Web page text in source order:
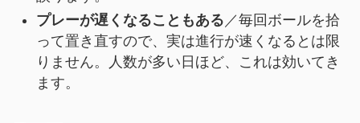
プレーが遅くなることもある ／毎回ボールを拾
って置き直すので、実は進行が速くなるとは限
りません。人数が多い日ほど、これは効いてき
ます。